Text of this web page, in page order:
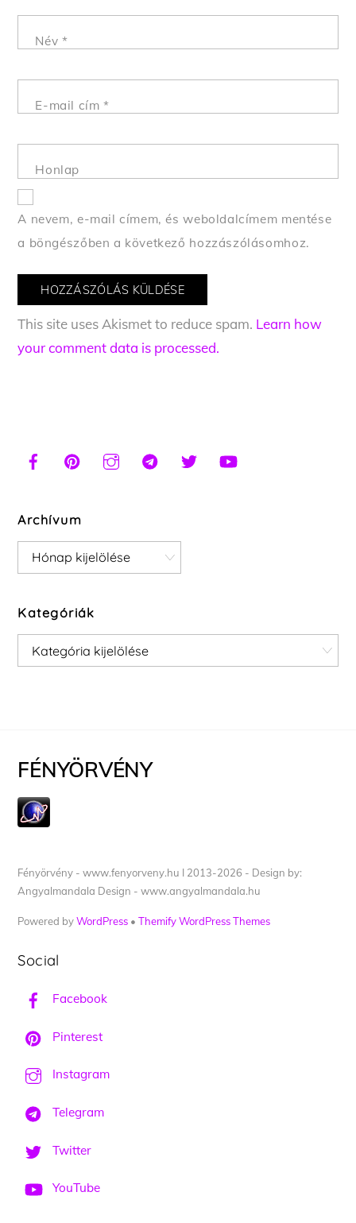
Név *
E-mail cím*
Honlap
A nevem, e-mail címem, és weboldalcímem mentése
a böngészőben a következő hozzászólásomhoz.
This site uses Akismet to reduce spam. Learn how
your comment data is processed.
Archívum
Archívum
Kategóriák
Kategóriák
FÉNYÖRVÉNY
Fényörvény - www.fenyorveny.hu I 2013-2026 - Design by:
Angyalmandala Design - www.angyalmandala.hu
Powered byWordPress •Themify WordPress Themes
Social
Facebook
Pinterest
Instagram
Telegram
Twitter
YouTube